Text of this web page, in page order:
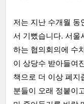
저는 지난 수개월 동
서 기뻤습니다. 서울
하는 협의회의에 수
이 상당수 받아들여
책으로 더 이상 폐지
분들이 오래 정붙이